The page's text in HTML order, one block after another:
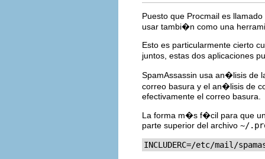
Puesto que Procmail es
usar tambi�n como una
Esto es particularmente cierto
juntos, estas dos aplicaciones
SpamAssassin usa an�lisis de
correo basura y el an�lisis de
efectivamente el correo basura.
La forma m�s f�cil para que
parte superior del archivo ~/
INCLUDERC=/etc/mail/